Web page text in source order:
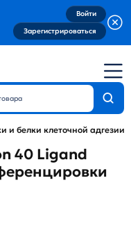
Войти
Зарегистрироваться
и белки клеточной адгезии
40 Ligand